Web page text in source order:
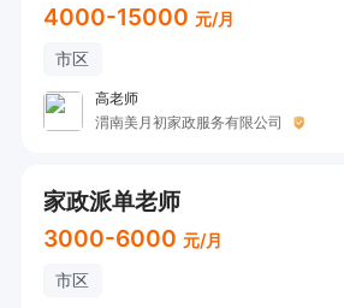
4000-15000 元/月
市区
高老师
渭南美月初家政服务有限公司
家政派单老师
3000-6000 元/月
市区